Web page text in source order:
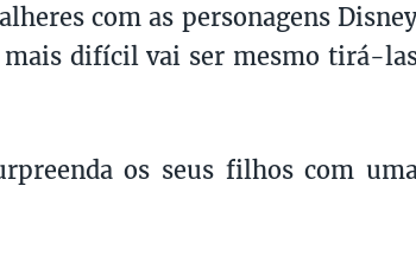
com as personagens
mais difícil vai ser mesmo tirá-
os seus filhos com